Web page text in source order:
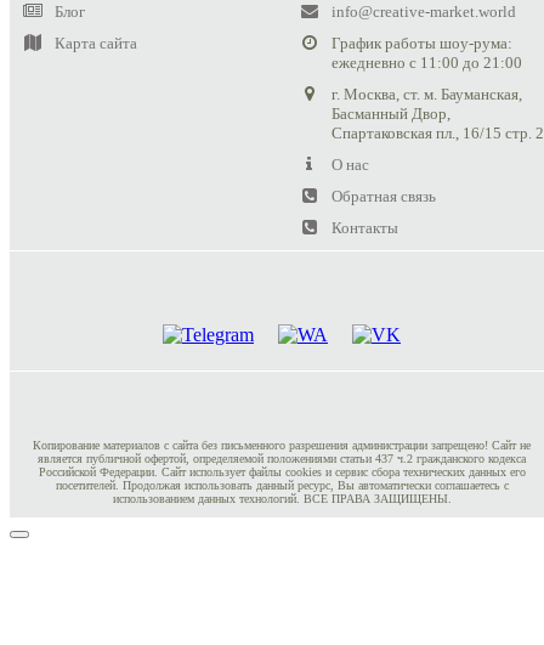
Блог
Карта сайта
info@creative-market.world
График работы шоу-рума:
ежедневно с 11:00 до 21:00
г. Москва, ст. м. Бауманская,
Басманный Двор,
Спартаковская пл., 16/15 стр. 2
О нас
Обратная связь
Контакты
Копирование материалов с сайта без письменного разрешения администрации запрещено! Сайт не
является публичной офертой, определяемой положениями статьи 437 ч.2 гражданского кодекса
Российской Федерации. Сайт использует файлы cookies и сервис сбора технических данных его
посетителей. Продолжая использовать данный ресурс, Вы автоматически соглашаетесь с
использованием данных технологий. ВСЕ ПРАВА ЗАЩИЩЕНЫ.